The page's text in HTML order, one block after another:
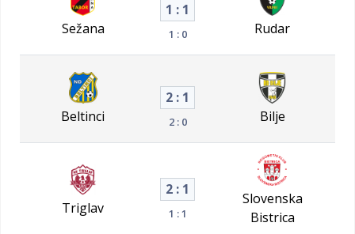
Sežana
1 : 1
1 : 0 Rudar
Beltinci
2 : 1
2 : 0 Bilje
Triglav
2 : 1
1 : 1
Slovenska
Bistrica